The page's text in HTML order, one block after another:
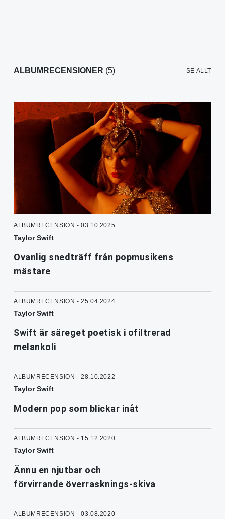
ALBUMRECENSIONER (5) SE ALLT
ALBUMRECENSION - 03.10.2025
Taylor Swift
Ovanlig snedträff från popmusikens
mästare
ALBUMRECENSION - 25.04.2024
Taylor Swift
Swift är säreget poetisk i ofiltrerad
melankoli
ALBUMRECENSION - 28.10.2022
Taylor Swift
Modern pop som blickar inåt
ALBUMRECENSION - 15.12.2020
Taylor Swift
Ännu en njutbar och
förvirrande överrasknings-skiva
ALBUMRECENSION - 03.08.2020